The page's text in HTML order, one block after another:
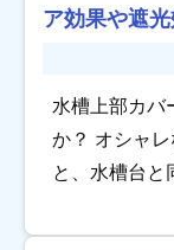
ア効果や遮
水槽上部カバ
か？ オシャ
と、水槽台と
ないでしょう